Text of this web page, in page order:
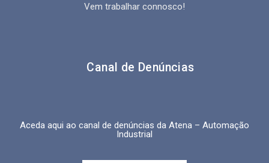
Vem trabalhar connosco!
Canal de Denúncias
Aceda aqui ao canal de denúncias da Atena – Automação
Industrial